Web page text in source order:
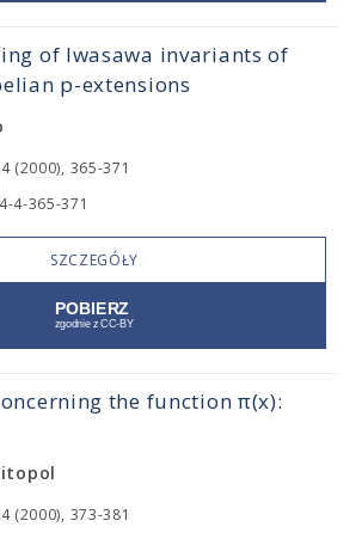
of Iwasawa invariants of
p-extensions
(2000), 365-371
4-365-371
SZCZEGÓŁY
the function π(x):
(2000), 373-381